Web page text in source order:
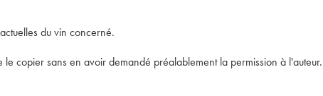
du vin concerné.
copier sans en avoir demandé préalablement la permission à l'auteur.